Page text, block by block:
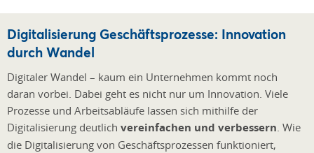
Digitalisierung Geschäftsprozesse: Innovation
durch Wandel
Digitaler Wandel – kaum ein Unternehmen kommt noch
daran vorbei. Dabei geht es nicht nur um Innovation. Viele
Prozesse und Arbeitsabläufe lassen sich mithilfe der
Digitalisierung deutlich vereinfachen und verbessern . Wie
die Digitalisierung von Geschäftsprozessen funktioniert,